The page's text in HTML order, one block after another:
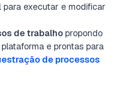
para executar e modificar
de trabalho propondo
e prontas para
de processos